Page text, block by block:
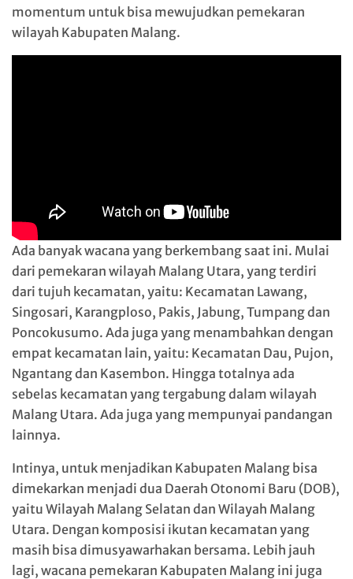
momentum untuk bisa mewujudkan pemekaran
wilayah Kabupaten Malang.
Ada banyak wacana yang berkembang saat ini. Mulai
dari pemekaran wilayah Malang Utara, yang terdiri
dari tujuh kecamatan, yaitu: Kecamatan Lawang,
Singosari, Karangploso, Pakis, Jabung, Tumpang dan
Poncokusumo. Ada juga yang menambahkan dengan
empat kecamatan lain, yaitu: Kecamatan Dau, Pujon,
Ngantang dan Kasembon. Hingga totalnya ada
sebelas kecamatan yang tergabung dalam wilayah
Malang Utara. Ada juga yang mempunyai pandangan
lainnya.
Intinya, untuk menjadikan Kabupaten Malang bisa
dimekarkan menjadi dua Daerah Otonomi Baru (DOB),
yaitu Wilayah Malang Selatan dan Wilayah Malang
Utara. Dengan komposisi ikutan kecamatan yang
masih bisa dimusyawarhakan bersama. Lebih jauh
lagi, wacana pemekaran Kabupaten Malang ini juga